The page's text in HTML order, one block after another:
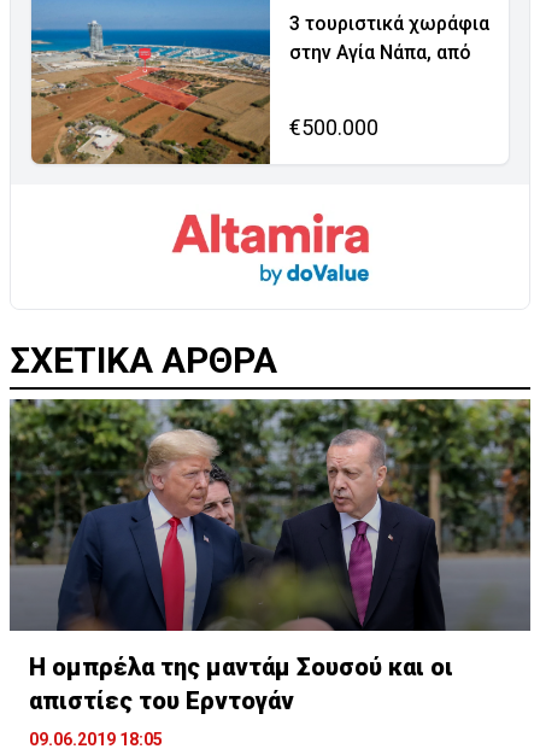
3 τουριστικά χωράφια
στην Αγία Νάπα, από
€500.000
ΣΧΕΤΙΚΑ ΑΡΘΡΑ
Η ομπρέλα της μαντάμ Σουσού και οι
απιστίες του Ερντογάν
09.06.2019 18:05